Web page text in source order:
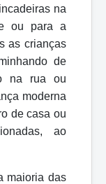
na
ou para a
as crianças
de
na rua ou
moderna
de casa ou
ao
maioria das